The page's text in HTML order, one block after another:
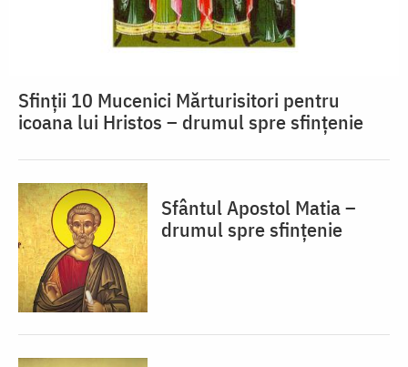
Sfinții 10 Mucenici Mărturisitori pentru
icoana lui Hristos – drumul spre sfințenie
Sfântul Apostol Matia –
drumul spre sfințenie